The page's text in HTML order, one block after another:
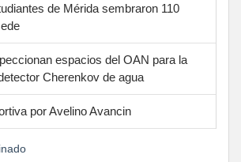
de Mérida sembraron 110
espacios del OAN para la
Cherenkov de agua
por Avelino Avancin